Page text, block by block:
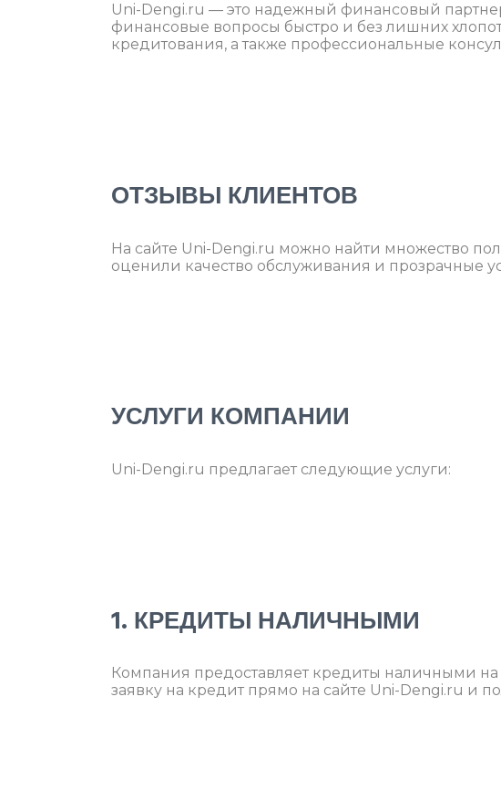
Uni-Dengi.ru — это надежный финансовый
финансовые вопросы быстро и без лишних
кредитования, а также профессиональные
ОТЗЫВЫ КЛИЕНТОВ
На сайте Uni-Dengi.ru можно найти множество
оценили качество обслуживания и прозрачные
УСЛУГИ КОМПАНИИ
Uni-Dengi.ru предлагает следующие услуги:
1. КРЕДИТЫ НАЛИЧНЫМИ
Компания предоставляет кредиты наличными
заявку на кредит прямо на сайте Uni-Dengi.ru и